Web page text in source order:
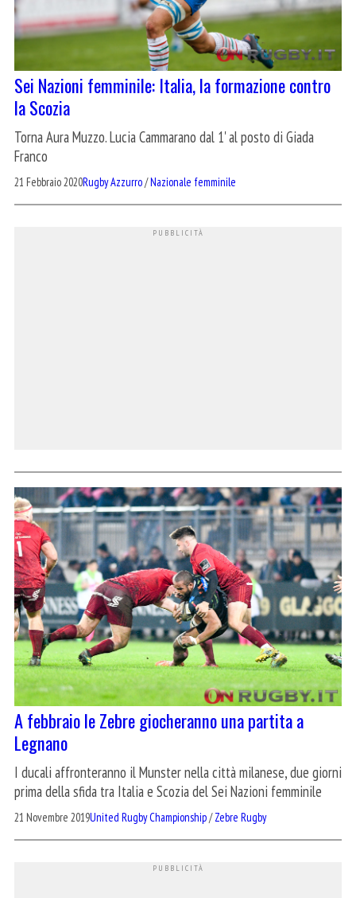
Sei Nazioni femminile: Italia, la formazione contro
la Scozia
Torna Aura Muzzo. Lucia Cammarano dal 1' al posto di Giada
Franco
21 Febbraio 2020Rugby Azzurro/Nazionale femminile
A febbraio le Zebre giocheranno una partita a
Legnano
I ducali affronteranno il Munster nella città milanese, due giorni
prima della sfida tra Italia e Scozia del Sei Nazioni femminile
21 Novembre 2019United Rugby Championship/Zebre Rugby